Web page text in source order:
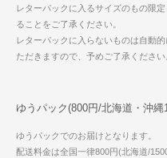
レターパックに入るサイズのもの限
ることをご了承ください。
レターパックに入らないものは自動
ただきますので、予めご了承ください
ゆうパック(800円/北海道・沖縄
ゆうパックでのお届けとなります。
配送料金は全国一律800円(北海道/